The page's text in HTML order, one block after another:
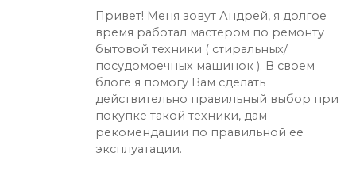
Привет! Меня зовут Андрей, я долгое
время работал мастером по ремонту
бытовой техники ( стиральных/
посудомоечных машинок ). В своем
блоге я помогу Вам сделать
действительно правильный выбор при
покупке такой техники, дам
рекомендации по правильной ее
эксплуатации.